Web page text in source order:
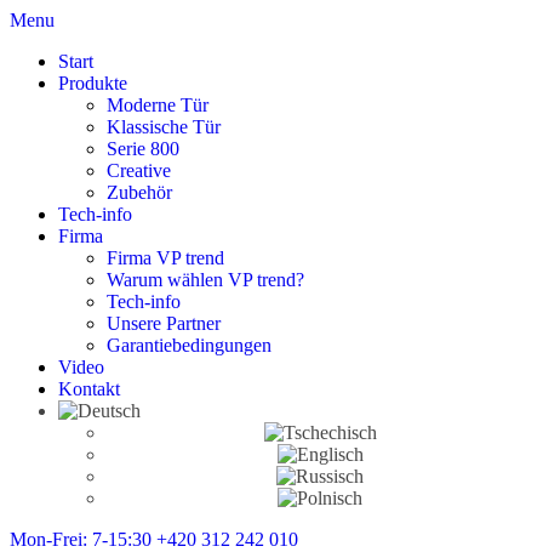
Menu
Start
Produkte
Moderne Tür
Klassische Tür
Serie 800
Creative
Zubehör
Tech-info
Firma
Firma VP trend
Warum wählen VP trend?
Tech-info
Unsere Partner
Garantiebedingungen
Video
Kontakt
Mon-Frei: 7-15:30 +420 312 242 010